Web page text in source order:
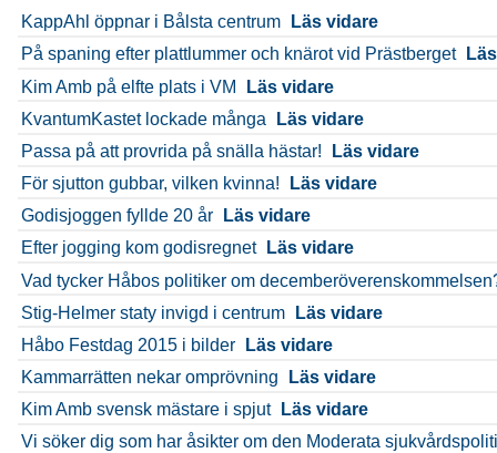
KappAhl öppnar i Bålsta centrum
Läs vidare
På spaning efter plattlummer och knärot vid Prästberget
Kim Amb på elfte plats i VM
Läs vidare
KvantumKastet lockade många
Läs vidare
Passa på att provrida på snälla hästar!
Läs vidare
För sjutton gubbar, vilken kvinna!
Läs vidare
Godisjoggen fyllde 20 år
Läs vidare
Efter jogging kom godisregnet
Läs vidare
Vad tycker Håbos politiker om
Stig-Helmer staty invigd i centrum
Läs vidare
Håbo Festdag 2015 i bilder
Läs vidare
Kammarrätten nekar omprövning
Läs vidare
Kim Amb svensk mästare i spjut
Läs vidare
Vi söker dig som har åsikter om den Moderata